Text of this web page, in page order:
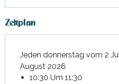
Zeitplan
Jeden donnerstag vom 2
August 2026
10:30 Um 11:30